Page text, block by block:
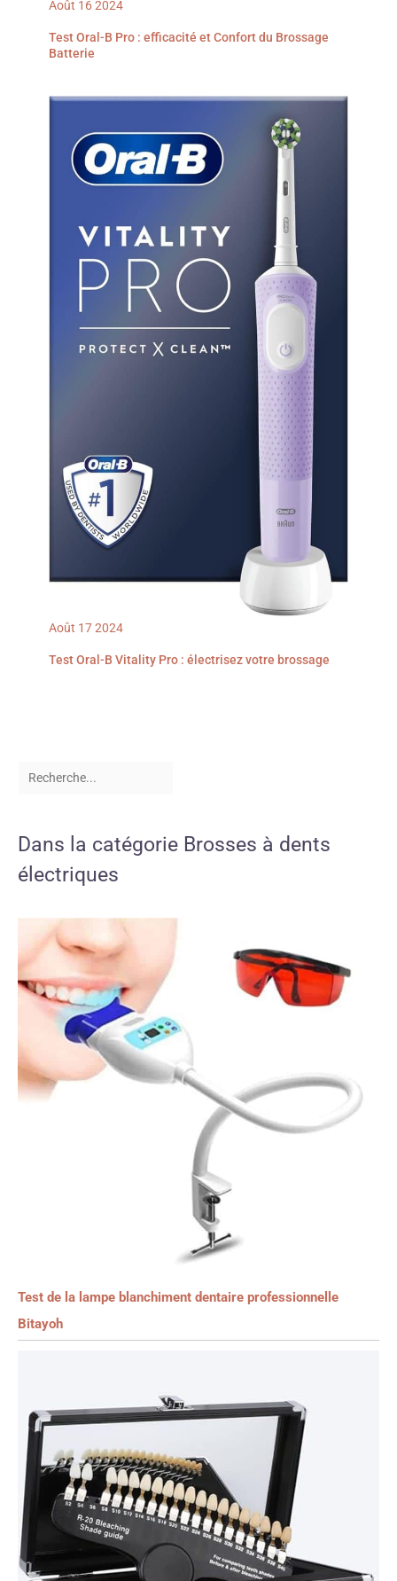
Août 162024
Test Oral-B Pro : efficacité et Confort du Brossage
Batterie
Août 172024
Test Oral-B Vitality Pro : électrisez votre brossage
Dans la catégorie Brosses à dents
électriques
Test de la lampe blanchiment dentaire professionnelle
Bitayoh